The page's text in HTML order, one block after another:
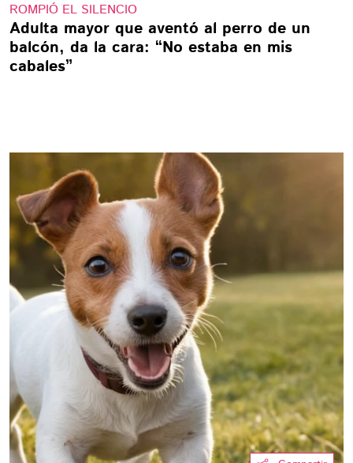
ROMPIÓ EL SILENCIO
Adulta mayor que aventó al perro de un
balcón, da la cara: “No estaba en mis
cabales”